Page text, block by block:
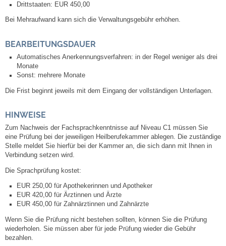
Nagelmuseum
Kunst im Ort
Dorfrundgang
Kunst- und Kulturkreis
Freibad
Gaststätten
Tourismus
Regional
Gewerbe
Drittstaaten: EUR 450,00
Bei Mehraufwand kann sich die Verwaltungsgebühr erhöhen.
BEARBEITUNGSDAUER
Automatisches Anerkennungsverfahren: in der Regel weniger als drei
Monate
Sonst: mehrere Monate
Die Frist beginnt jeweils mit dem Eingang der vollständigen Unterlagen.
HINWEISE
Zum Nachweis der Fachsprachkenntnisse auf Niveau C1 müssen Sie
eine Prüfung bei der jeweiligen Heilberufekammer ablegen. Die zuständige
Stelle meldet Sie hierfür bei der Kammer an, die sich dann mit Ihnen in
Verbindung setzen wird.
Die Sprachprüfung kostet:
EUR 250,00 für Apothekerinnen und Apotheker
EUR 420,00 für Ärztinnen und Ärzte
EUR 450,00 für Zahnärztinnen und Zahnärzte
Wenn Sie die Prüfung nicht bestehen sollten, können Sie die Prüfung
wiederholen. Sie müssen aber für jede Prüfung wieder die Gebühr
bezahlen.